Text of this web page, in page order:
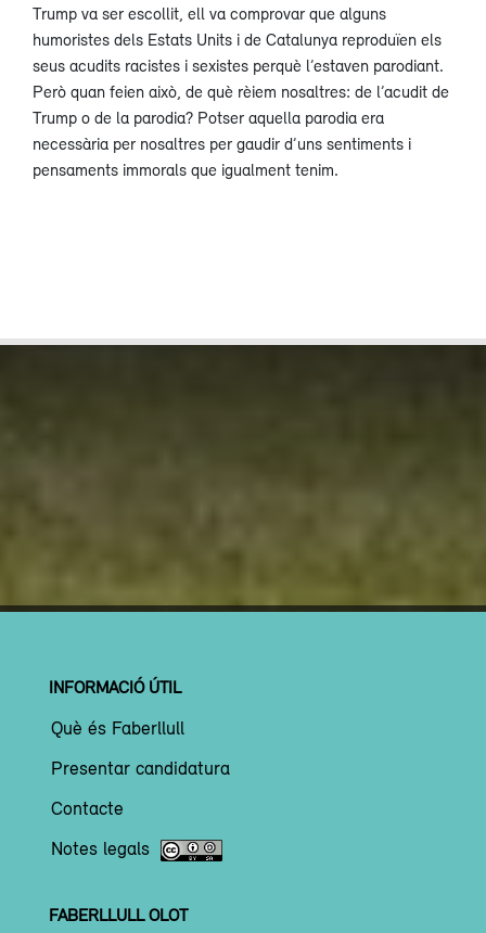
Trump va ser escollit, ell va comprovar que alguns
humoristes dels Estats Units i de Catalunya reproduïen els
seus acudits racistes i sexistes perquè l’estaven parodiant.
Però quan feien això, de què rèiem nosaltres: de l’acudit de
Trump o de la parodia? Potser aquella parodia era
necessària per nosaltres per gaudir d’uns sentiments i
pensaments immorals que igualment tenim.
INFORMACIÓ ÚTIL
Què és Faberllull
Presentar candidatura
Contacte
Notes legals
FABERLLULL OLOT